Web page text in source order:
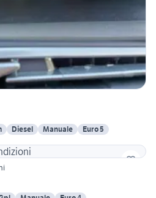
Diesel Manuale
Euro 5